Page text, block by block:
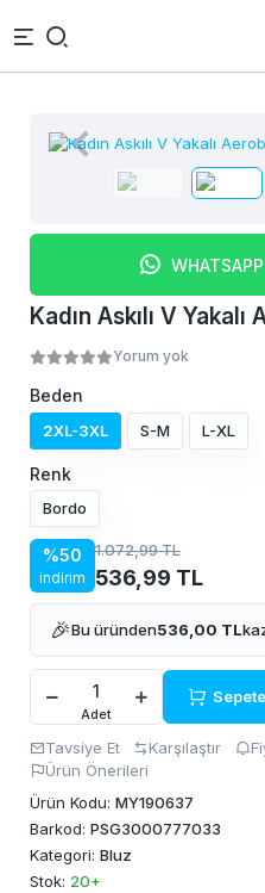
Kadın Askılı V
Yorum yok
Beden
2XL-3XL S-M L-XL
Renk
Bordo
%50
indirim
1.072,99 TL
536,99 TL
🎉Bu üründen536,00 TL
Adet
Tavsiye Et Karşılaştır
Ürün Önerileri
Ürün Kodu: MY190637
Barkod: PSG3000777033
Kategori: Bluz
Stok: 20+